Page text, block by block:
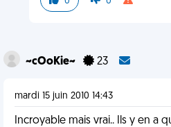
~cOoKie~ 23
mardi 15 juin 2010 14:43
Incroyable mais vrai.. Ils y en a